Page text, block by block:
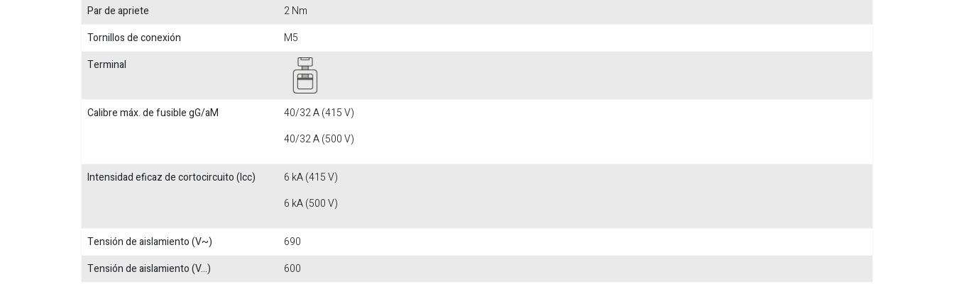
Par de apriete
2 Nm
Tornillos de conexión
M5
Terminal
Calibre máx. de fusible gG/aM
40/32 A (415 V)
40/32 A (500 V)
Intensidad eficaz de cortocircuito (Icc)
6 kA (415 V)
6 kA (500 V)
Tensión de aislamiento (V~)
690
Tensión de aislamiento (V...)
600